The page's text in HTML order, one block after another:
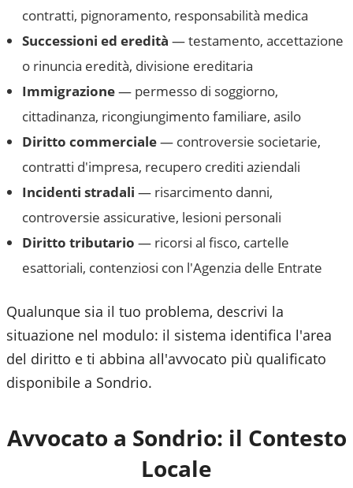
contratti, pignoramento, responsabilità medica
Successioni ed eredità — testamento, accettazione
o rinuncia eredità, divisione ereditaria
Immigrazione— permesso di soggiorno,
cittadinanza, ricongiungimento familiare, asilo
Diritto commerciale— controversie societarie,
contratti d'impresa, recupero crediti aziendali
Incidenti stradali — risarcimento danni,
controversie assicurative, lesioni personali
Diritto tributario — ricorsi al fisco, cartelle
esattoriali, contenziosi con l'Agenzia delle Entrate
Qualunque sia il tuo problema, descrivi la
situazione nel modulo: il sistema identifica l'area
del diritto e ti abbina all'avvocato più qualificato
disponibile a Sondrio.
Avvocato a Sondrio: il Contesto
Locale